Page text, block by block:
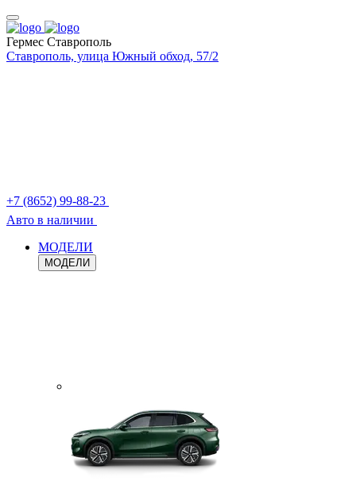
Гермес Ставрополь
Ставрополь, улица Южный обход, 57/2
+7 (8652) 99-88-23
Авто в наличии
МОДЕЛИ
МОДЕЛИ